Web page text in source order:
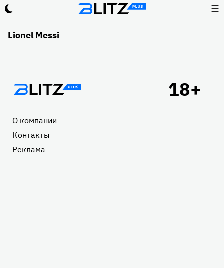
☰
Lionel Messi
Подвал
О компании
Контакты
Реклама